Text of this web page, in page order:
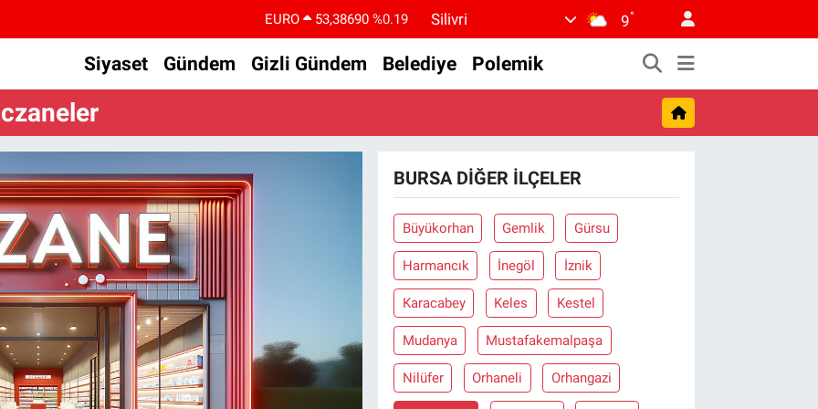
EURO 53,38690 %0.19
STERLİN
61,60380
%0.18
BITCOIN
79.591,74
%0.02
Silivri 9°
Siyaset Gündem Gizli Gündem Belediye Polemik
BURSA DIĞER İLÇELER
Büyükorhan Gemlik Gürsu
Harmancık İnegöl İznik
Karacabey Keles Kestel
Mudanya Mustafakemalpaşa
Nilüfer Orhaneli Orhangazi